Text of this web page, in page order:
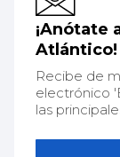
¡Anótate
Atlántico!
Recibe de
electrónico
las